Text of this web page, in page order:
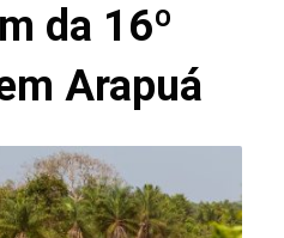
da 16º
Arapuá